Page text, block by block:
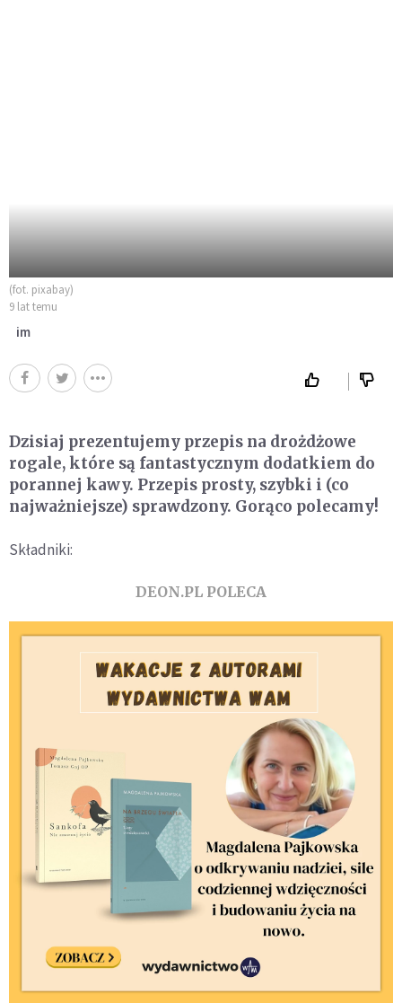
(fot. pixabay)
9 lat temu
im
Dzisiaj prezentujemy przepis na drożdżowe
rogale, które są fantastycznym dodatkiem do
porannej kawy. Przepis prosty, szybki i (co
najważniejsze) sprawdzony. Gorąco polecamy!
Składniki:
DEON.PL POLECA